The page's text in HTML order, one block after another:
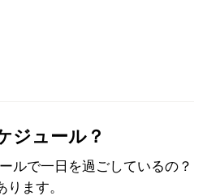
ジュール？
ルで一日を過ごしているの？
ます。